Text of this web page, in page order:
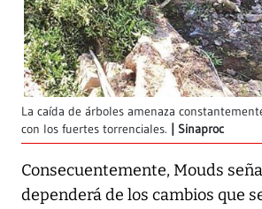
La caída de árboles amenaza
con los fuertes torrenciales.
Sinaproc
Consecuentemente, Mouds
dependerá de los cambios que